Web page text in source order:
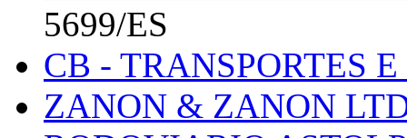
5699/ES
CB - TRANSPORTES
ZANON & ZANON